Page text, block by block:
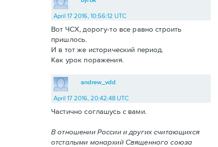
April 17 2016, 10:56:12 UTC
Вот ЧСХ, дорогу-то все равно строить
пришлось.
И в тот же исторический период.
Как урок поражения.
andrew_vdd
April 17 2016, 20:42:48 UTC
Частично соглашусь с вами.
В отношении России и других считающихся
отсталыми монархий Священного союза